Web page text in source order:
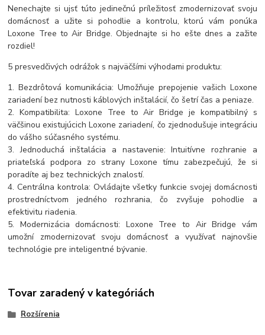
Nenechajte si ujsť túto jedinečnú príležitosť zmodernizovať svoju
domácnosť a užite si pohodlie a kontrolu, ktorú vám ponúka
Loxone Tree to Air Bridge. Objednajte si ho ešte dnes a zažite
rozdiel!
5 presvedčivých odrážok s najväčšími výhodami produktu:
1. Bezdrôtová komunikácia: Umožňuje prepojenie vašich Loxone
zariadení bez nutnosti káblových inštalácií, čo šetrí čas a peniaze.
2. Kompatibilita: Loxone Tree to Air Bridge je kompatibilný s
väčšinou existujúcich Loxone zariadení, čo zjednodušuje integráciu
do vášho súčasného systému.
3. Jednoduchá inštalácia a nastavenie: Intuitívne rozhranie a
priateľská podpora zo strany Loxone tímu zabezpečujú, že si
poradíte aj bez technických znalostí.
4. Centrálna kontrola: Ovládajte všetky funkcie svojej domácnosti
prostredníctvom jedného rozhrania, čo zvyšuje pohodlie a
efektivitu riadenia.
5. Modernizácia domácnosti: Loxone Tree to Air Bridge vám
umožní zmodernizovať svoju domácnosť a využívať najnovšie
technológie pre inteligentné bývanie.
Tovar zaradený v kategóriách
Rozšírenia